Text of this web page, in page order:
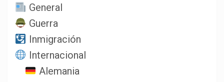
General
Guerra
Inmigración
Internacional
Alemania